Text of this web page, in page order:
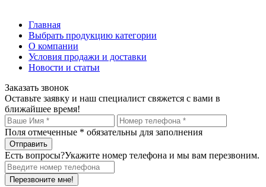
Главная
Выбрать продукцию категории
О компании
Условия продажи и доставки
Новости и статьи
Заказать звонок
Оставьте заявку и наш специалист свяжется с вами в
ближайшее время!
Поля отмеченные * обязательны для заполнения
Есть вопросы?Укажите номер телефона и мы вам перезвоним.
Перезвоните мне!